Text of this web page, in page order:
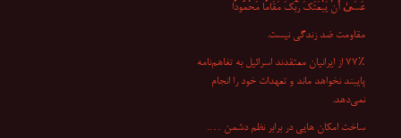
عَسَىٰ أَنْ یَبْعَثَکَ رَبُّکَ مَقَامًا مَحْمُودًا
مقاومت ضد زندگی نیست.
۷۷٪ از ایرانیان معتقدند اسرائیل به تفاهم‌نامه
پایبند نخواهد ماند و تعهدات خود را انجام
نمی‌دهد.
ساخت امکان هایی در برابر نظم دشمن ….